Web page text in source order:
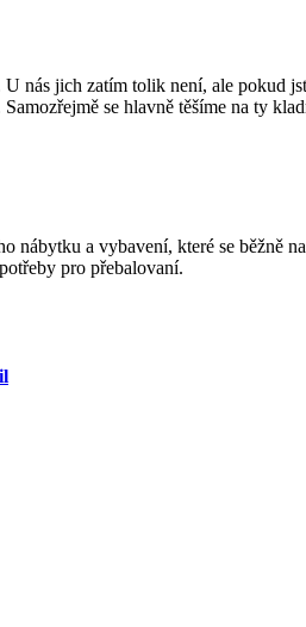
nás jich zatím tolik není, ale pokud
se hlavně těšíme na ty
nábytku a vybavení, které se běžně
pro přebalovaní.